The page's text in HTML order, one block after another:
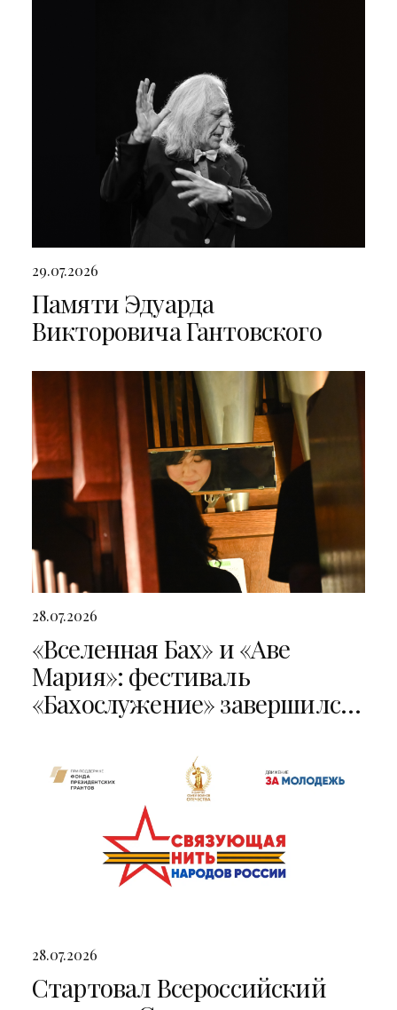
29.07.2026
Памяти Эдуарда
Викторовича Гантовского
28.07.2026
«Вселенная Бах» и «Аве
Мария»: фестиваль
«Бахослужение» завершился
28.07.2026
Стартовал Всероссийский